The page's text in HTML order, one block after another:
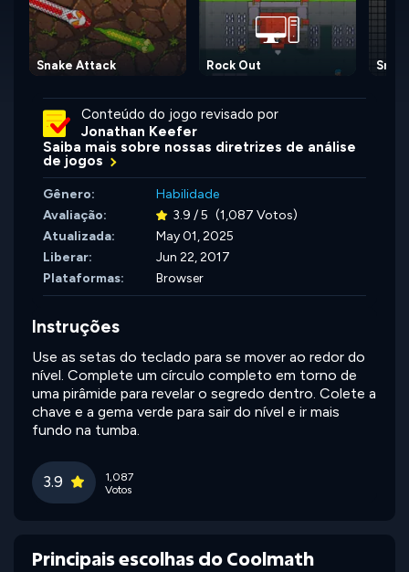
Rock Out
Snake Attack
Conteúdo do jogo revisado por
Jonathan Keefer
Saiba mais sobre nossas diretrizes de análise
de jogos
Gênero:
Habilidade
Avaliação:
3.9 / 5 (1,087 Votos)
Atualizada:
May 01, 2025
Liberar:
Jun 22, 2017
Plataformas:
Browser
Instruções
Use as setas do teclado para se mover ao redor do
nível. Complete um círculo completo em torno de
uma pirâmide para revelar o segredo dentro. Colete a
chave e a gema verde para sair do nível e ir mais
fundo na tumba.
3.9
1,087
Votos
Principais escolhas do Coolmath